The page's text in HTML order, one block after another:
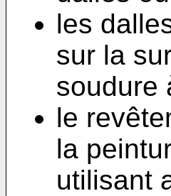
les
sur la
soudure
le
la
utilisant